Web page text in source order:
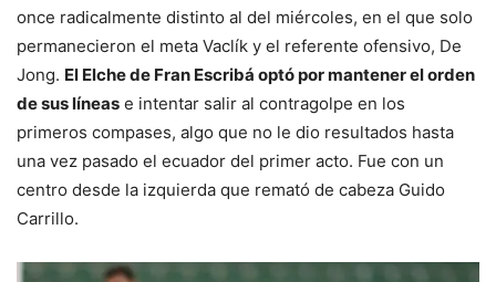
once radicalmente distinto al del miércoles, en el que solo
permanecieron el meta Vaclík y el referente ofensivo, De
Jong. El Elche de Fran Escribá optó por mantener el orden
de sus líneas e intentar salir al contragolpe en los
primeros compases, algo que no le dio resultados hasta
una vez pasado el ecuador del primer acto. Fue con un
centro desde la izquierda que remató de cabeza Guido
Carrillo.